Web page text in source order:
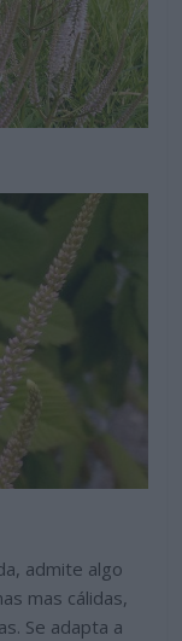
admite algo
mas cálidas,
Se adapta a